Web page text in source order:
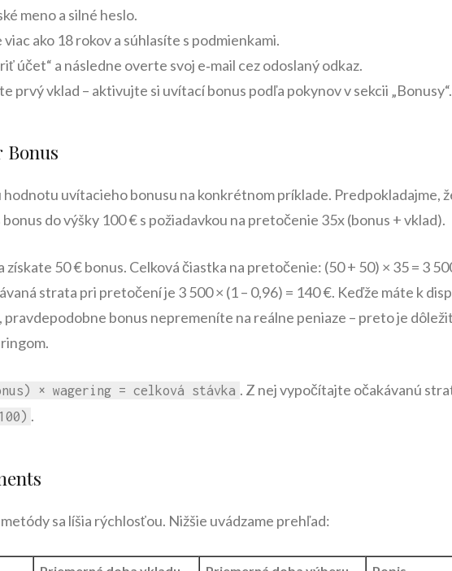
meno a silné heslo.
ako 18 rokov a súhlasíte s podmienkami.
účet“ a následne overte svoj e‑mail cez odoslaný odkaz.
prvý vklad – aktivujte si uvítací bonus podľa pokynov v sekcii „Bonusy“.
Bonus
uvítacieho bonusu na konkrétnom príklade. Predpokladajme,
do výšky 100 € s požiadavkou na pretočenie 35x (bonus + vklad).
získate 50 € bonus. Celková čiastka na pretočenie: (50 + 50) × 35 = 3
strata pri pretočení je 3 500 × (1 – 0,96) = 140 €. Keďže máte k
pravdepodobne bonus nepremeníte na reálne peniaze – preto je
× wagering = celková stávka . Z nej vypočítajte očakávanú
.
sa líšia rýchlosťou. Nižšie uvádzame prehľad: